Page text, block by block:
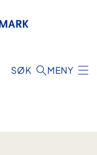
SØK MENY